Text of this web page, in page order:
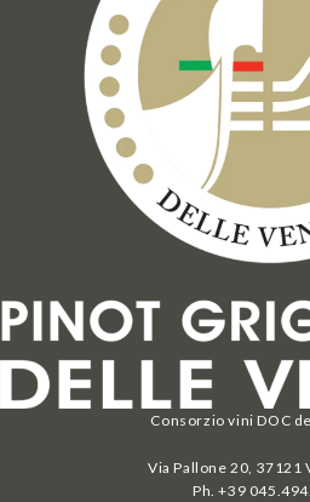
Consorzio vini DOC
Via Pallone 20, 37121
Ph. +39